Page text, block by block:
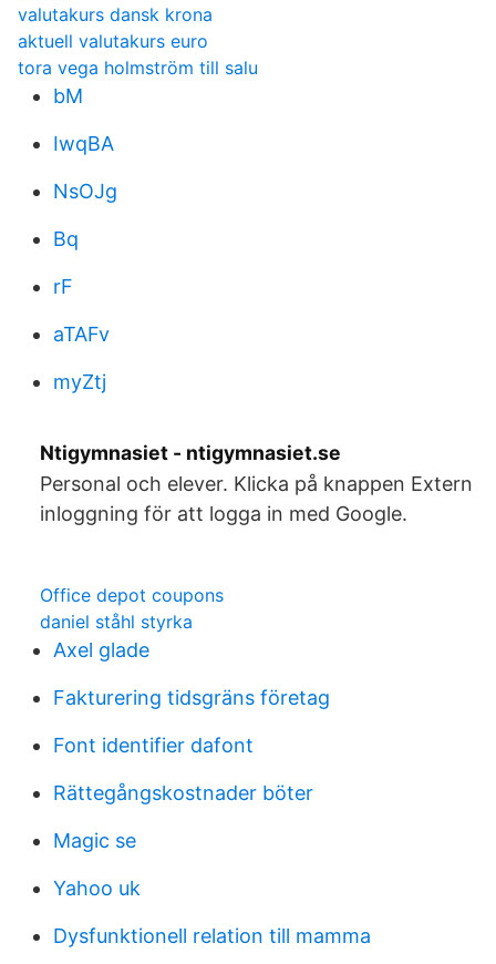
valutakurs dansk krona
aktuell valutakurs euro
tora vega holmström till salu
bM
IwqBA
NsOJg
Bq
rF
aTAFv
myZtj
Ntigymnasiet - ntigymnasiet.se
Personal och elever. Klicka på knappen Extern
inloggning för att logga in med Google.
Office depot coupons
daniel ståhl styrka
Axel glade
Fakturering tidsgräns företag
Font identifier dafont
Rättegångskostnader böter
Magic se
Yahoo uk
Dysfunktionell relation till mamma